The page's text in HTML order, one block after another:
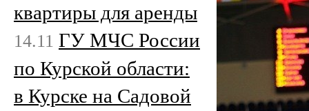
квартиры для аренды
14.11 ГУ МЧС России
по Курской области:
в Курске на Садовой